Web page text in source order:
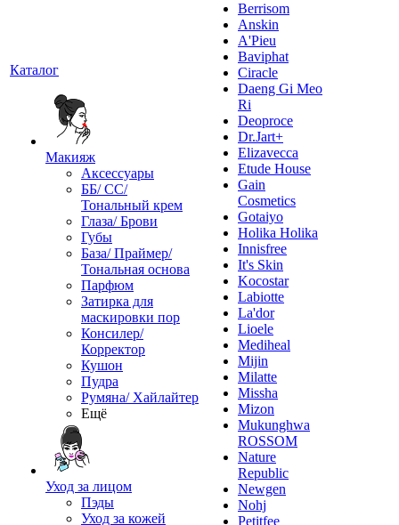
Каталог
Макияж
Аксессуары
ББ/ СС/
Тональный крем
Глаза/ Брови
Губы
База/ Праймер/
Тональная основа
Парфюм
Затирка для
маскировки пор
Консилер/
Корректор
Кушон
Пудра
Румяна/ Хайлайтер
Ещё
Уход за лицом
Пэды
Уход за кожей
Berrisom
Anskin
A'Pieu
Baviphat
Ciracle
Daeng Gi Meo
Ri
Deoproce
Dr.Jart+
Elizavecca
Etude House
Gain
Cosmetics
Gotaiyo
Holika Holika
Innisfree
It's Skin
Kocostar
Labiotte
La'dor
Lioele
Mediheal
Mijin
Milatte
Missha
Mizon
Mukunghwa
ROSSOM
Nature
Republic
Newgen
Nohj
Petitfee